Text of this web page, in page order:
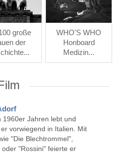
große
der
WHO'S WHO
Honboard
Medizin...
1960er Jahren lebt und
vorwiegend in Italien. Mit
"Die Blechtrommel",
oder "Rossini" feierte er